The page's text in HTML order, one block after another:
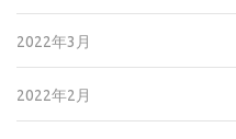
2022年3月
2022年2月